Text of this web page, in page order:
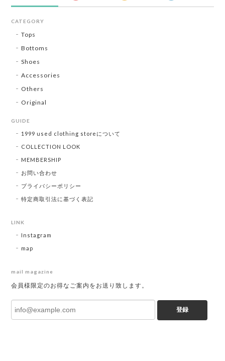
CATEGORY
Tops
Bottoms
Shoes
Accessories
Others
Original
GUIDE
1999 used clothing storeについて
COLLECTION LOOK
MEMBERSHIP
お問い合わせ
プライバシーポリシー
特定商取引法に基づく表記
LINK
Instagram
map
mail magazine
会員様限定のお得なご案内をお送り致します。
登録